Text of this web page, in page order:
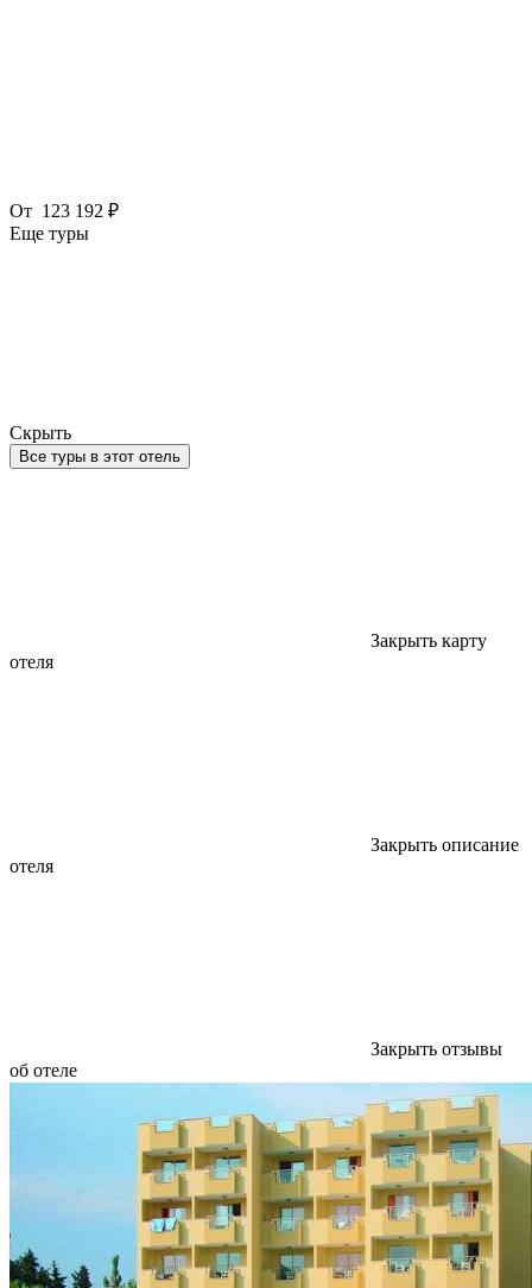
От 123 192 ₽
Еще туры
Скрыть
Все туры в этот отель
Закрыть карту
отеля
Закрыть описание
отеля
Закрыть отзывы
об отеле